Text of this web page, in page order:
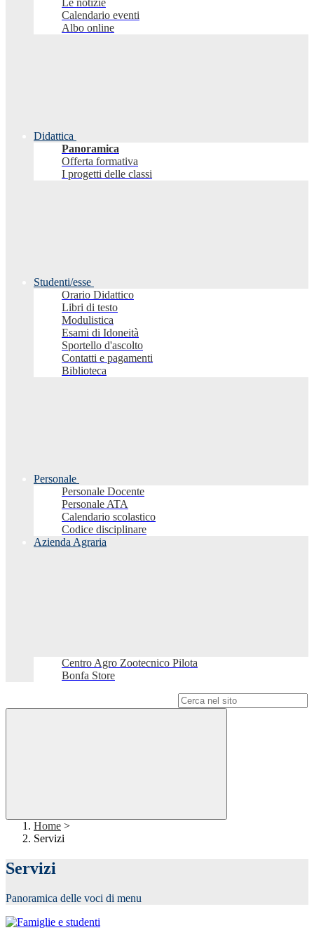
Le notizie
Calendario eventi
Albo online
Didattica
Panoramica
Offerta formativa
I progetti delle classi
Studenti/esse
Orario Didattico
Libri di testo
Modulistica
Esami di Idoneità
Sportello d'ascolto
Contatti e pagamenti
Biblioteca
Personale
Personale Docente
Personale ATA
Calendario scolastico
Codice disciplinare
Azienda Agraria
Centro Agro Zootecnico Pilota
Bonfa Store
Home >
Servizi
Servizi
Panoramica delle voci di menu